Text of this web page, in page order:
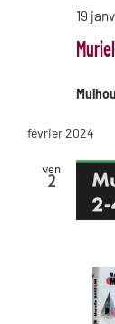
19
février 2024
ven
2